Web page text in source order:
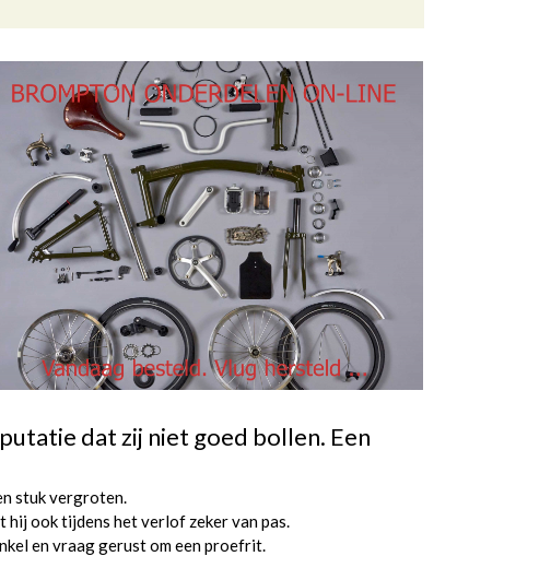
dat zij niet goed bollen. Een
stuk vergroten.
ook tijdens het verlof zeker van pas.
en vraag gerust om een proefrit.